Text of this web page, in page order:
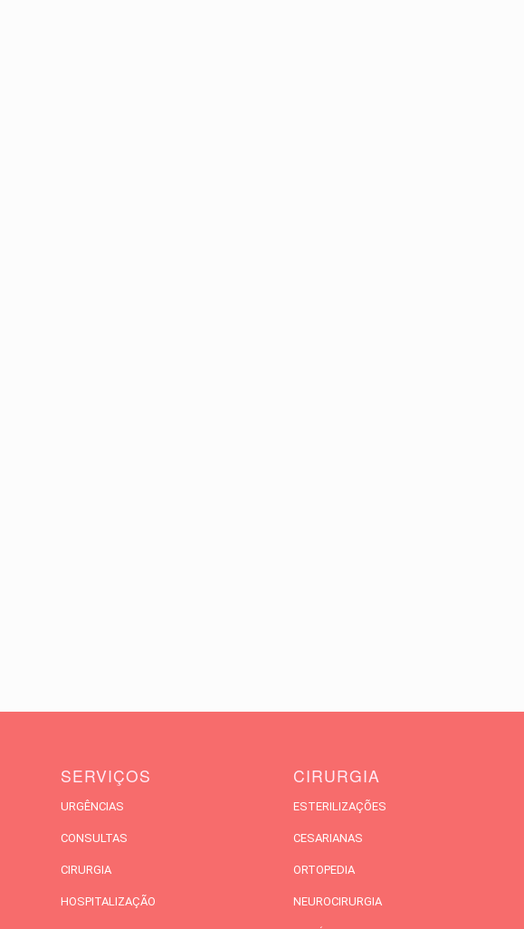
SERVIÇOS
URGÊNCIAS
CONSULTAS
CIRURGIA
HOSPITALIZAÇÃO
CIRURGIA
ESTERILIZAÇÕES
CESARIANAS
ORTOPEDIA
NEUROCIRURGIA